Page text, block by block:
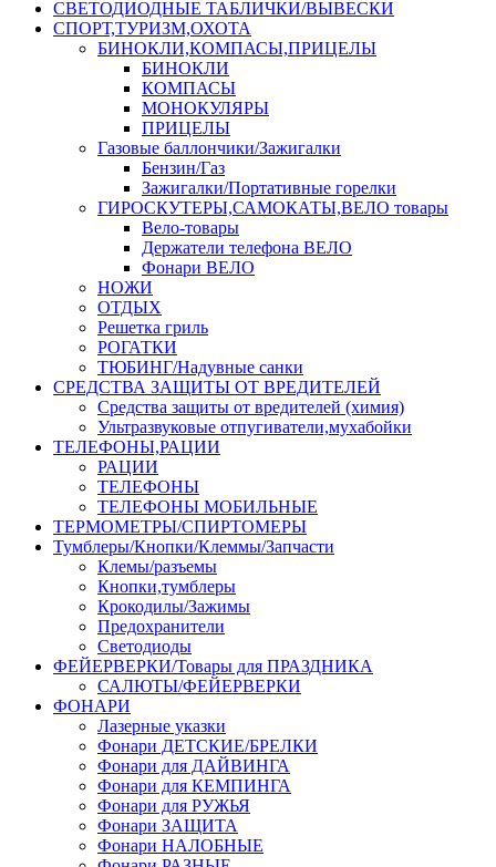
СВЕТОДИОДНЫЕ ТАБЛИЧКИ/ВЫВЕСКИ
СПОРТ,ТУРИЗМ,ОХОТА
БИНОКЛИ,КОМПАСЫ,ПРИЦЕЛЫ
БИНОКЛИ
КОМПАСЫ
МОНОКУЛЯРЫ
ПРИЦЕЛЫ
Газовые баллончики/Зажигалки
Бензин/Газ
Зажигалки/Портативные горелки
ГИРОСКУТЕРЫ,САМОКАТЫ,ВЕЛО товары
Вело-товары
Держатели телефона ВЕЛО
Фонари ВЕЛО
НОЖИ
ОТДЫХ
Решетка гриль
РОГАТКИ
ТЮБИНГ/Надувные санки
СРЕДСТВА ЗАЩИТЫ ОТ ВРЕДИТЕЛЕЙ
Средства защиты от вредителей (химия)
Ультразвуковые отпугиватели,мухабойки
ТЕЛЕФОНЫ,РАЦИИ
РАЦИИ
ТЕЛЕФОНЫ
ТЕЛЕФОНЫ МОБИЛЬНЫЕ
ТЕРМОМЕТРЫ/СПИРТОМЕРЫ
Тумблеры/Кнопки/Клеммы/Запчасти
Клемы/разъемы
Кнопки,тумблеры
Крокодилы/Зажимы
Предохранители
Светодиоды
ФЕЙЕРВЕРКИ/Товары для ПРАЗДНИКА
САЛЮТЫ/ФЕЙЕРВЕРКИ
ФОНАРИ
Лазерные указки
Фонари ДЕТСКИЕ/БРЕЛКИ
Фонари для ДАЙВИНГА
Фонари для КЕМПИНГА
Фонари для РУЖЬЯ
Фонари ЗАЩИТА
Фонари НАЛОБНЫЕ